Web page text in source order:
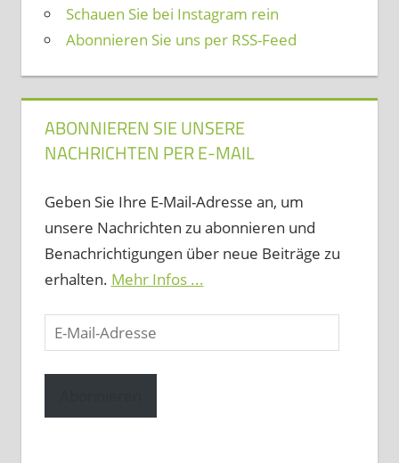
Schauen Sie bei Instagram rein
Abonnieren Sie uns per RSS-Feed
ABONNIEREN SIE UNSERE
NACHRICHTEN PER E-MAIL
Geben Sie Ihre E-Mail-Adresse an, um
unsere Nachrichten zu abonnieren und
Benachrichtigungen über neue Beiträge zu
erhalten. Mehr Infos ...
E-
Mail-
Adresse